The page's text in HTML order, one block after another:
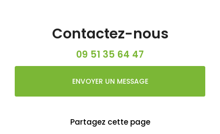
Contactez-nous
09 51 35 64 47
ENVOYER UN MESSAGE
Partagez cette page